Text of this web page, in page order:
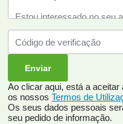
Ao clicar aqui, está a aceitar
os nossos Termos de
Os seus dados pessoais
seu pedido de informação.